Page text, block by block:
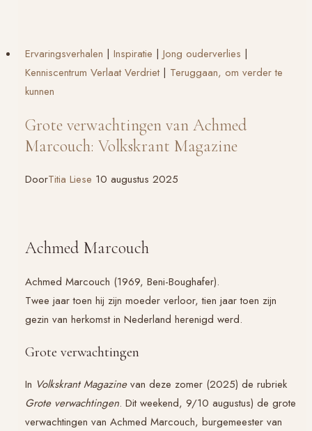
van
der
Ervaringsverhalen | Inspiratie | Jong ouderverlies |
Kenniscentrum Verlaat Verdriet | Teruggaan, om verder te
kunnen
Grote verwachtingen van Achmed
Marcouch: Volkskrant Magazine
DoorTitia Liese 10 augustus 2025
Achmed Marcouch
Achmed Marcouch (1969, Beni-Boughafer).
Twee jaar toen hij zijn moeder verloor, tien jaar toen zijn
gezin van herkomst in Nederland herenigd werd.
Grote verwachtingen
In Volkskrant Magazinevan deze zomer (2025) de rubriek
Grote verwachtingen. Dit weekend, 9/10 augustus) de grote
verwachtingen van Achmed Marcouch, burgemeester van